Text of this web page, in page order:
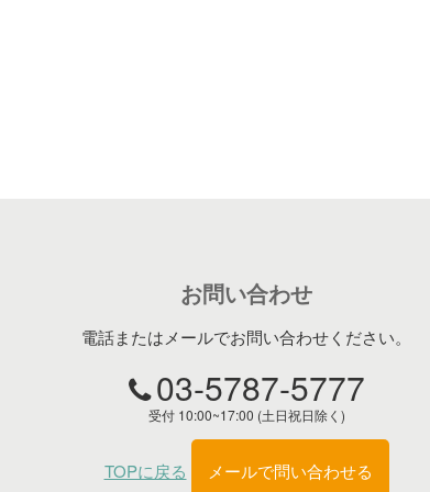
お問い合わせ
電話またはメールでお問い合わせください。
03-5787-5777
受付 10:00~17:00 (土日祝日除く)
TOPに戻る メールで問い合わせる